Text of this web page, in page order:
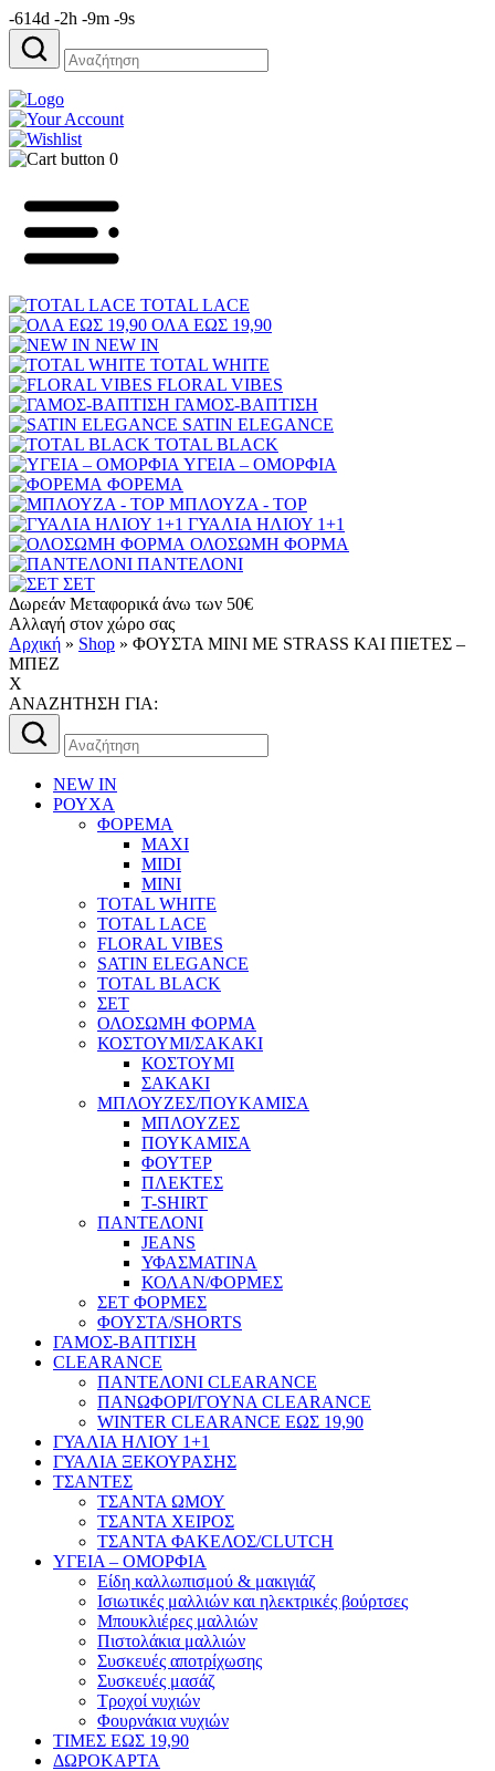
-614d -2h -9m -9s
Αναζήτηση
για:
0
TOTAL LACE
ΟΛΑ ΕΩΣ 19,90
NEW IN
TOTAL WHITE
FLORAL VIBES
ΓΑΜΟΣ-ΒΑΠΤΙΣΗ
SATIN ELEGANCE
TOTAL BLACK
ΥΓΕΙΑ – ΟΜΟΡΦΙΑ
ΦΟΡΕΜΑ
ΜΠΛΟΥΖΑ - TOP
ΓΥΑΛΙΑ ΗΛΙΟΥ 1+1
ΟΛΟΣΩΜΗ ΦΟΡΜΑ
ΠΑΝΤΕΛΟΝΙ
ΣΕΤ
Δωρεάν Μεταφορικά άνω των 50€
Αλλαγή στον χώρο σας
Αρχική » Shop » ΦΟΥΣΤΑ MINI ΜΕ STRASS ΚΑΙ ΠΙΕΤΕΣ –
ΜΠΕΖ
X
AΝΑΖΗΤΗΣΗ ΓΙΑ:
Αναζήτηση
για:
NEW IN
ΡΟΥΧΑ
ΦΟΡΕΜΑ
MAXI
MIDI
MINI
TOTAL WHITE
TOTAL LACE
FLORAL VIBES
SATIN ELEGANCE
TOTAL BLACK
ΣΕΤ
ΟΛΟΣΩΜΗ ΦΟΡΜΑ
ΚΟΣΤΟΥΜΙ/ΣΑΚΑΚΙ
ΚΟΣΤΟΥΜΙ
ΣΑΚΑΚΙ
ΜΠΛΟΥΖΕΣ/ΠΟΥΚΑΜΙΣΑ
ΜΠΛΟΥΖΕΣ
ΠΟΥΚΑΜΙΣΑ
ΦΟΥΤΕΡ
ΠΛΕΚΤΕΣ
T-SHIRT
ΠΑΝΤΕΛΟΝΙ
JEANS
ΥΦΑΣΜΑΤΙΝΑ
ΚΟΛΑΝ/ΦΟΡΜΕΣ
ΣΕΤ ΦΟΡΜΕΣ
ΦΟΥΣΤΑ/SHORTS
ΓΑΜΟΣ-ΒΑΠΤΙΣΗ
CLEARANCE
ΠΑΝΤΕΛΟΝΙ CLEARANCE
ΠΑΝΩΦΟΡΙ/ΓΟΥΝΑ CLEARANCE
WINTER CLEARANCE ΕΩΣ 19,90
ΓΥΑΛΙΑ ΗΛΙΟΥ 1+1
ΓΥΑΛΙΑ ΞΕΚΟΥΡΑΣΗΣ
ΤΣΑΝΤΕΣ
ΤΣΑΝΤΑ ΩΜΟΥ
ΤΣΑΝΤΑ ΧΕΙΡΟΣ
ΤΣΑΝΤΑ ΦΑΚΕΛΟΣ/CLUTCH
ΥΓΕΙΑ – ΟΜΟΡΦΙΑ
Είδη καλλωπισμού & μακιγιάζ
Ισιωτικές μαλλιών και ηλεκτρικές βούρτσες
Μπουκλιέρες μαλλιών
Πιστολάκια μαλλιών
Συσκευές αποτρίχωσης
Συσκευές μασάζ
Τροχοί νυχιών
Φουρνάκια νυχιών
ΤΙΜΕΣ ΕΩΣ 19,90
ΔΩΡΟΚΑΡΤΑ